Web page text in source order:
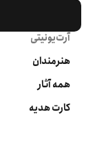
آرت‌یونیتی
هنرمندان
همه آثار
کارت هدیه